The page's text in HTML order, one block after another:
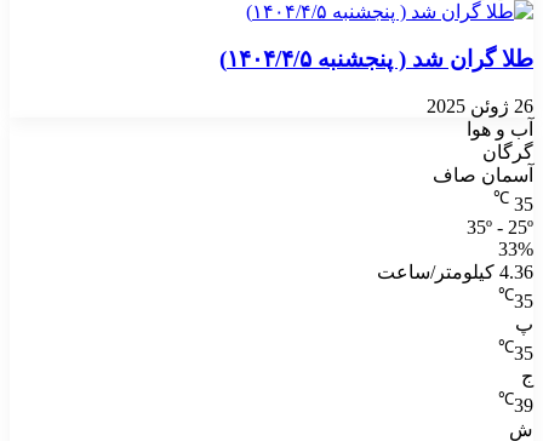
طلا گران شد ( پنجشنبه ۱۴۰۴/۴/۵)
26 ژوئن 2025
آب و هوا
گرگان
آسمان صاف
35
℃
35º - 25º
33%
4.36 کیلومتر/ساعت
35
℃
پ
35
℃
ج
39
℃
ش